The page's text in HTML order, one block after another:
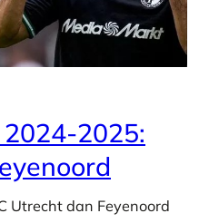
2025:
Utrecht dan Feyenoord